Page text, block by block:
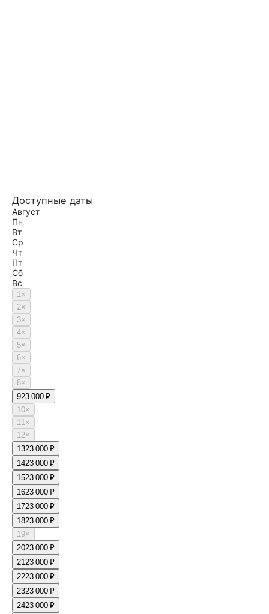
Доступные даты
Август
Пн
Вт
Ср
Чт
Пт
Сб
Вс
1×
2×
3×
4×
5×
6×
7×
8×
923 000 ₽
10×
11×
12×
1323 000 ₽
1423 000 ₽
1523 000 ₽
1623 000 ₽
1723 000 ₽
1823 000 ₽
19×
2023 000 ₽
2123 000 ₽
2223 000 ₽
2323 000 ₽
2423 000 ₽